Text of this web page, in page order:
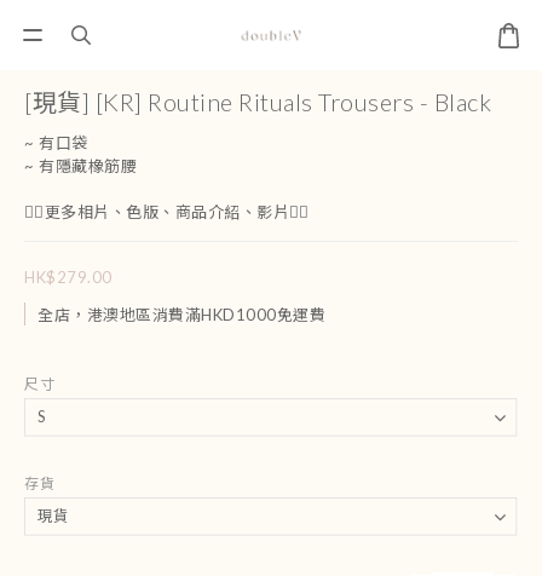
[現貨] [KR] Routine Rituals Trousers - Black
~ 有口袋
~ 有隱藏橡筋腰
👇🏻更多相片、色版、商品介紹、影片👇🏻
HK$279.00
全店，港澳地區消費滿HKD1000免運費
尺寸
存貨